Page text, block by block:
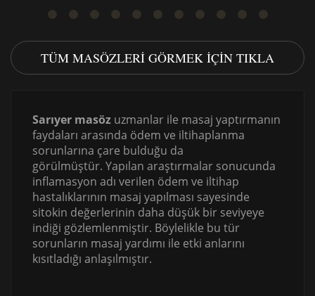
TÜM MASÖZLERI GÖRMEK IÇIN TIKLA
Sarıyer masöz uzmanlar ile masaj yaptırmanın
faydaları arasında ödem ve iltihaplanma
sorunlarına çare bulduğu da
görülmüştür. Yapılan araştırmalar sonucunda
inflamasyon adı verilen ödem ve iltihap
hastalıklarının masaj yapılması sayesinde
sitokin değerlerinin daha düşük bir seviyeye
indiği gözlemlenmiştir. Böylelikle bu tür
sorunların masaj yardımı ile etki anlarını
kısıtladığı anlaşılmıştır.